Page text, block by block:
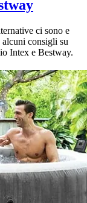
ci sono e
consigli su
Intex e Bestway.